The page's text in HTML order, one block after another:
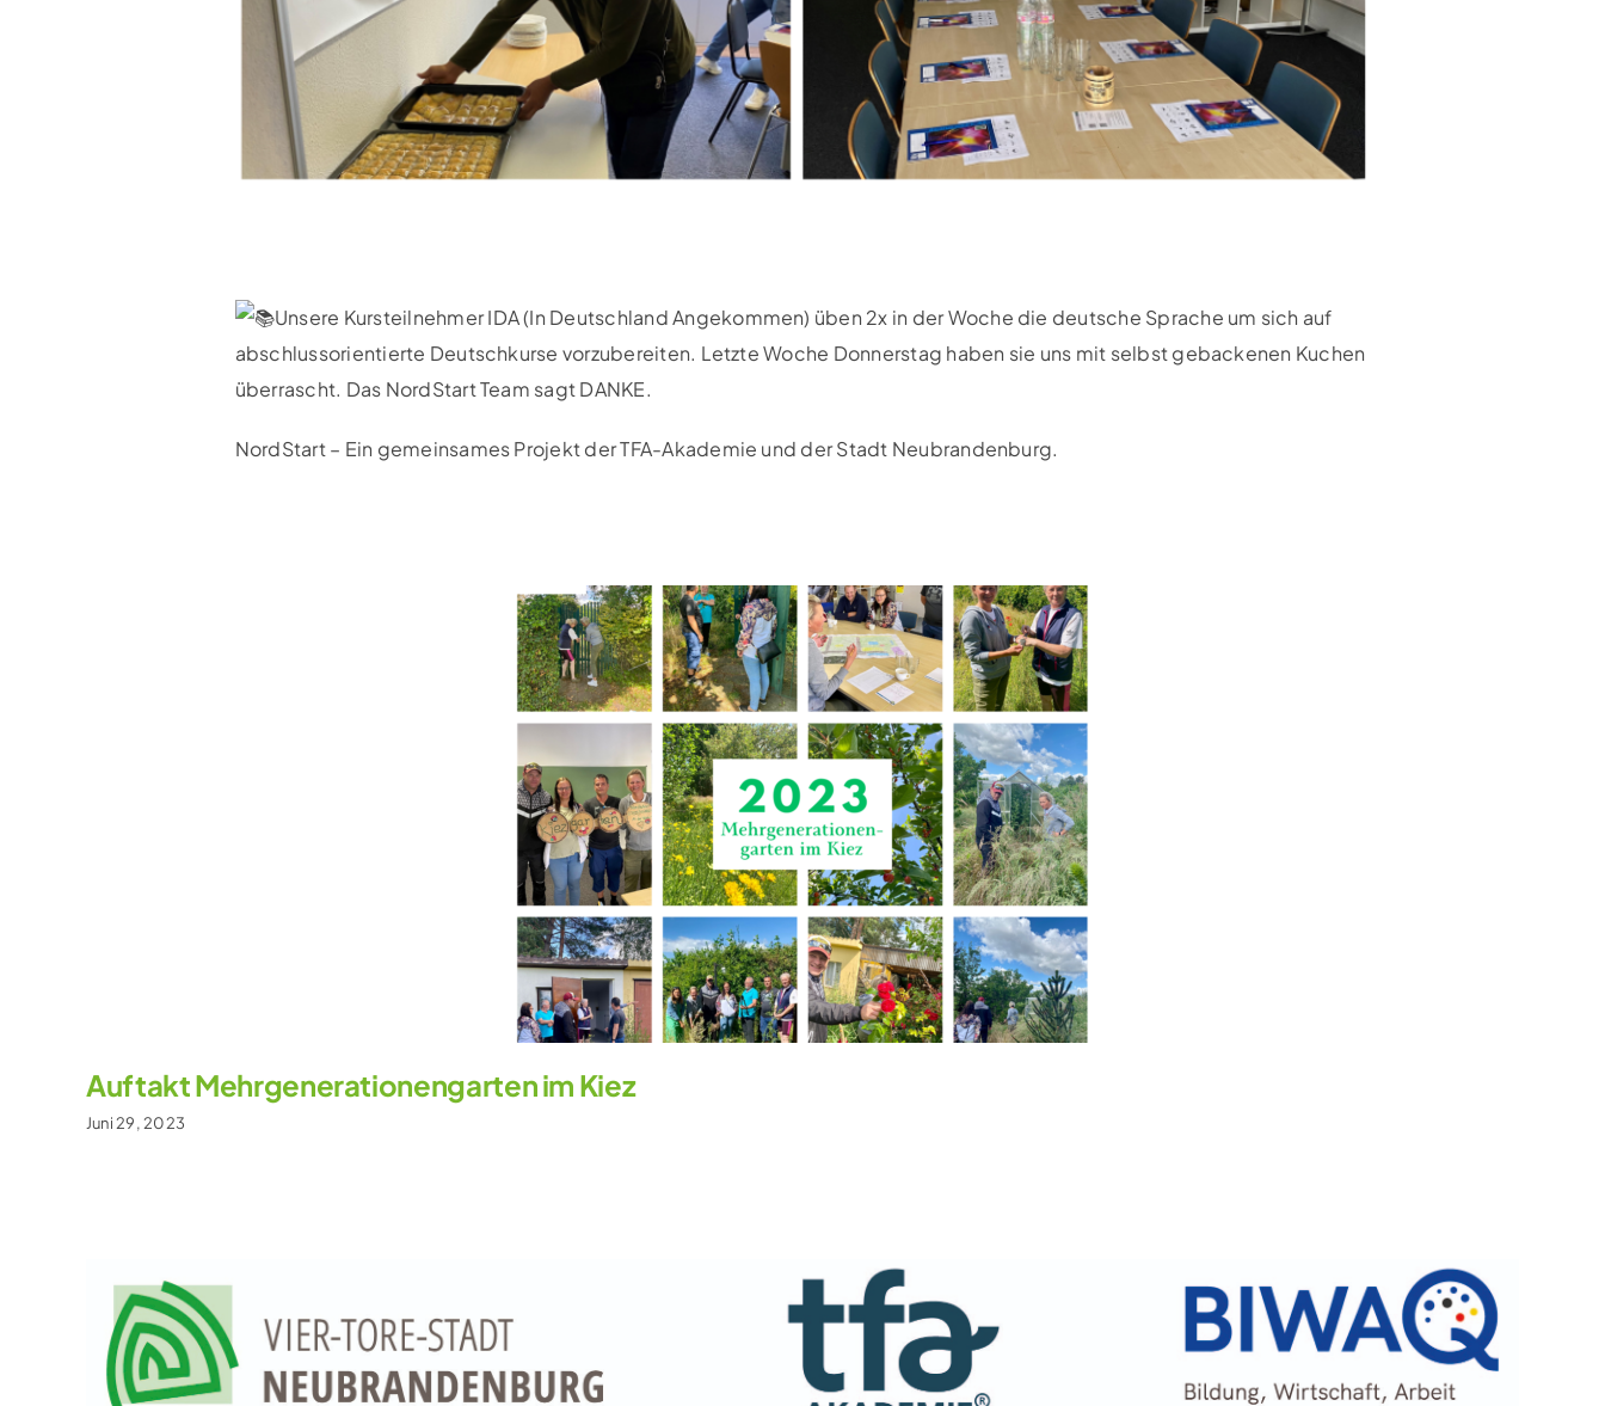
Unsere Kursteilnehmer IDA (In Deutschland Angekommen) üben 2x in der Woche die deutsche Sprache um sich auf
abschlussorientierte Deutschkurse vorzubereiten. Letzte Woche Donnerstag haben sie uns mit selbst gebackenen Kuchen
überrascht. Das NordStart Team sagt DANKE.
NordStart – Ein gemeinsames Projekt der TFA-Akademie und der Stadt Neubrandenburg.
Auftakt Mehrgenerationengarten im Kiez
Juni 29, 2023